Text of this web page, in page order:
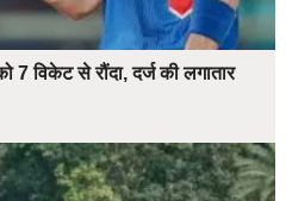
7 विकेट से रौंदा, दर्ज की लगातार